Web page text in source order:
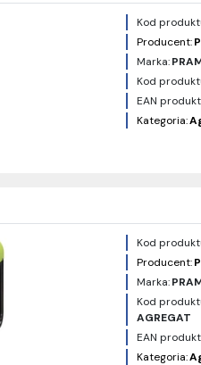
Kod
Producent:
Marka:
Kod
EAN
Kategoria:
Kod
Producent:
Marka:
Kod
AGREGAT
EAN
Kategoria: